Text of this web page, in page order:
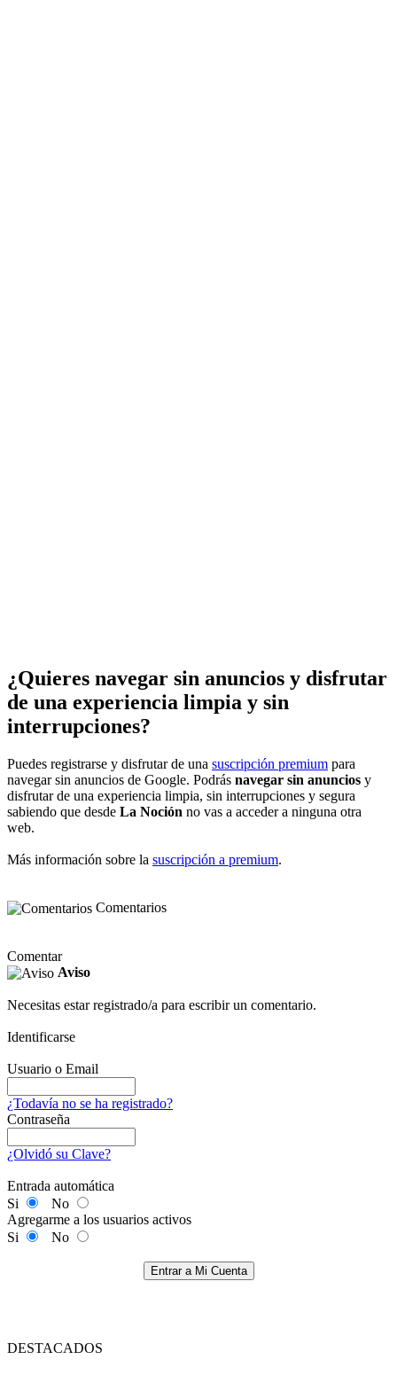
¿Quieres navegar sin anuncios y disfrutar
de una experiencia limpia y sin
interrupciones?
Puedes registrarse y disfrutar de una suscripción premium para
navegar sin anuncios de Google. Podrás navegar sin anuncios y
disfrutar de una experiencia limpia, sin interrupciones y segura
sabiendo que desde La Noción no vas a acceder a ninguna otra
web.
Más información sobre la suscripción a premium.
Comentarios
Comentar
Aviso
Necesitas estar registrado/a para escribir un comentario.
Identificarse
Usuario o Email
¿Todavía no se ha registrado?
Contraseña
¿Olvidó su Clave?
Entrada automática
Si
No
Agregarme a los usuarios activos
Si
No
Entrar a Mi Cuenta
DESTACADOS